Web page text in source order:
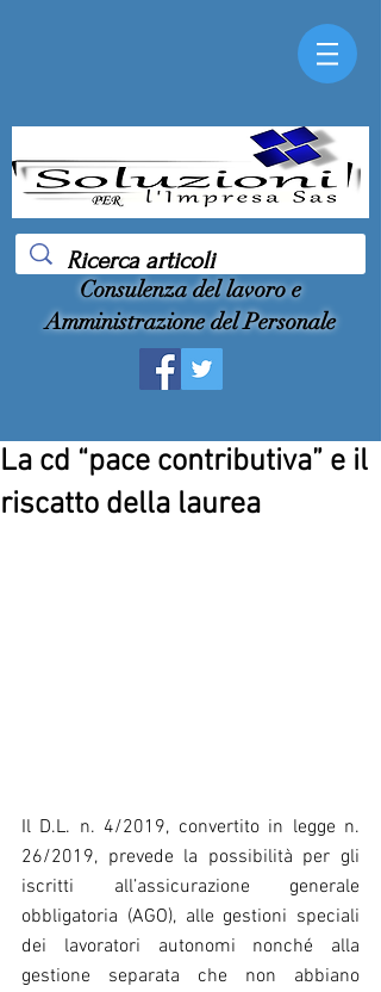
Consulenza del lavoro e
Amministrazione del Personale
La cd “pace contributiva” e il
riscatto della laurea
Il D.L. n. 4/2019, convertito in legge n.
26/2019, prevede la possibilità per gli
iscritti all’assicurazione generale
obbligatoria (AGO), alle gestioni speciali
dei lavoratori autonomi nonché alla
gestione separata che non abbiano